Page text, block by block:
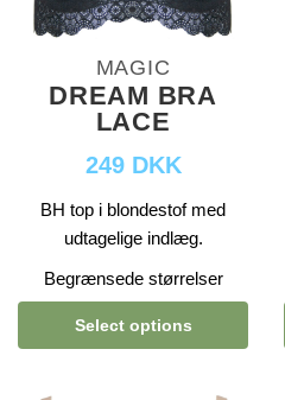
MAGIC
DREAM BRA
LACE
249 DKK
BH top i blondestof med
udtagelige indlæg.
Begrænsede størrelser
Select options